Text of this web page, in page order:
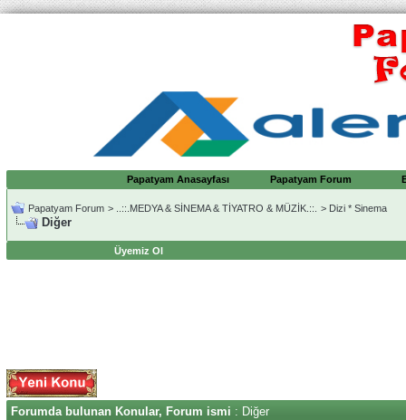
Papatyam Anasayfası Papatyam Forum
Papatyam Forum > ..::.MEDYA & SİNEMA & TİYATRO & MÜZİK.::. > Dizi * Sinema
Diğer
Üyemiz Ol
Forumda bulunan Konular, Forum ismi : Diğer